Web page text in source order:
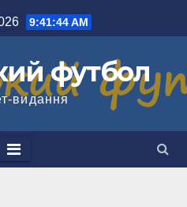
9:41:45 AM
футбол
видання